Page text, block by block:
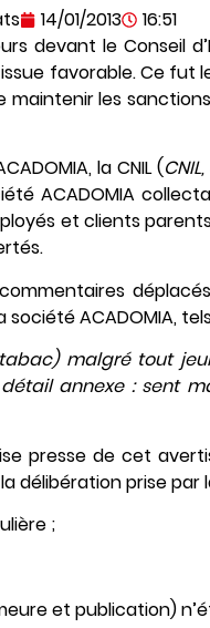
14/01/2013
16:51
devant le Conseil
favorable. Ce fut le
les
la CNIL (
ACADOMIA
et clients
ACADOMIA,
malgré tout
annexe : sent
presse de cet
délibération prise
;
et publication)